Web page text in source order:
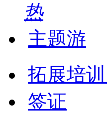
热
主题游
拓展培训
签证